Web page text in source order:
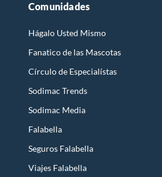
Comunidades
Hágalo Usted Mismo
Fanatico de las Mascotas
Círculo de Especialístas
Sodimac Trends
Sodimac Media
Falabella
Seguros Falabella
Viajes Falabella